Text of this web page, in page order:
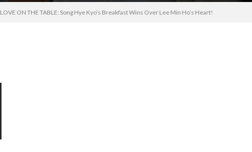
LOVE ON THE TABLE: Song Hye Kyo’s Breakfast Wins Over Lee Min Ho’s Heart!